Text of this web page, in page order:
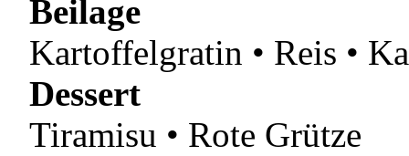
Beilage
Kartoffelgratin • Reis •
Dessert
Tiramisu • Rote Grütze